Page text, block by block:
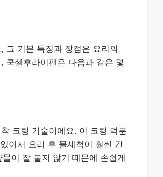
그 기본 특징과 장점은 요리의
쿡셀후라이팬은 다음과 같은 몇
코팅 기술이에요. 이 코팅 덕분
어서 요리 후 물세척이 훨씬 간
이 잘 붙지 않기 때문에 손쉽게